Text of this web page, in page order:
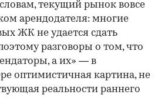
текущий рынок вовсе
арендодателя: многие
ЖК не удается сдать
разговоры о том, что
а их» — в
оптимистичная картина, не
реальности раннего